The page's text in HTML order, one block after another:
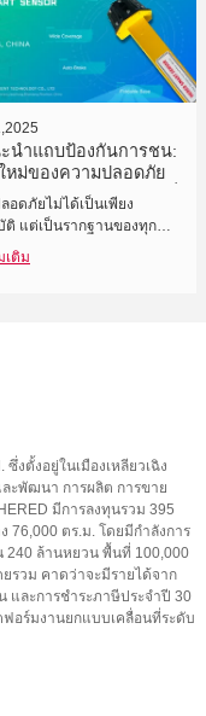
นำแถบป้องกันการชน:
หม่ของความปลอดภัย
บแพลตฟอร์มทำงานบนที่
ขับเคลื่อนด้วยตนเอง
อดภัยไม่ได้เป็นเพียง
แต่เป็นรากฐานของทุก
ะสบความสำเร็จในระดับสูง
แวดล้อมแบบไดนามิกที่
เติม
งตั้งอยู่ในเมืองเหลียวเฉิง
ะพัฒนา การผลิต การขาย
มีการลงทุนรวม 395
76,000 ตร.ม. โดยมีกำลังการ
240 ล้านหยวน พื้นที่ 100,000
ยรวม คาดว่าจะมีรายได้จาก
และการชำระภาษีประจำปี 30
อร์มงานยกแบบเคลื่อนที่ระดับ